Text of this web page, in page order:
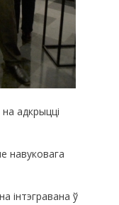
адкрыцці
навуковага
інтэгравана ў